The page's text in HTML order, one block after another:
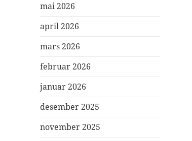
mai 2026
april 2026
mars 2026
februar 2026
januar 2026
desember 2025
november 2025